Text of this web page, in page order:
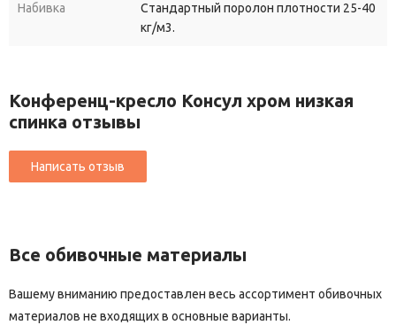
Набивка
Стандартный поролон плотности 25-40
кг/м3.
Конференц-кресло Консул хром низкая
спинка отзывы
Все обивочные материалы
Вашему вниманию предоставлен весь ассортимент обивочных
материалов не входящих в основные варианты.